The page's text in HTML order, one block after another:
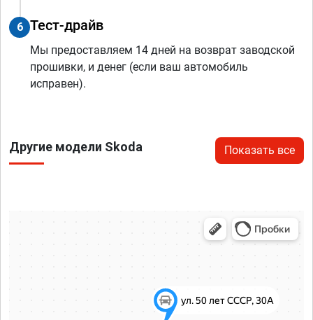
6 Тест-драйв
Мы предоставляем 14 дней на возврат заводской
прошивки, и денег (если ваш автомобиль
исправен).
Другие модели Skoda Показать все